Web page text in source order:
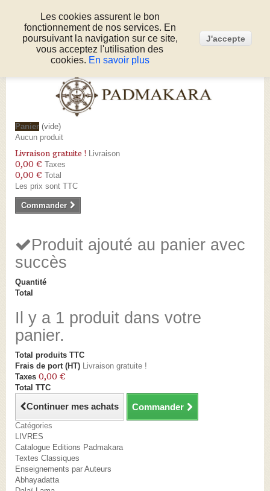
Connexion
Appelez-nous au :05 53 50 80 51
Panier (vide)
Aucun produit
Livraison gratuite ! Livraison
0,00 € Taxes
0,00 € Total
Les prix sont TTC
Commander
Produit ajouté au panier avec
succès
Quantité
Total
Il y a 1 produit dans votre
panier.
Total produits TTC
Frais de port (HT) Livraison gratuite !
Taxes 0,00 €
Total TTC
Continuer mes achats Commander
Catégories
LIVRES
Catalogue Editions Padmakara
Textes Classiques
Enseignements par Auteurs
Abhayadatta
Les cookies assurent le bon
fonctionnement de nos services. En
poursuivant la navigation sur ce site,
vous acceptez l'utilisation des
cookies. En savoir plus
J'accepte